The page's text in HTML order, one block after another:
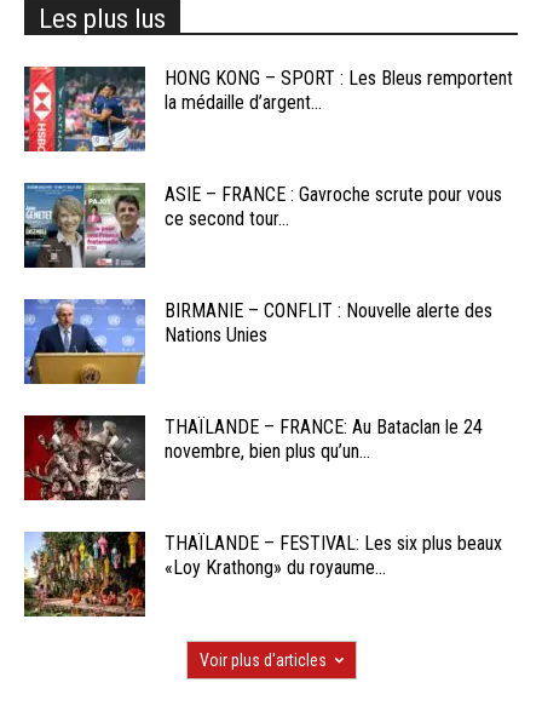
Les plus lus
HONG KONG – SPORT : Les Bleus remportent
la médaille d’argent...
ASIE – FRANCE : Gavroche scrute pour vous
ce second tour...
BIRMANIE – CONFLIT : Nouvelle alerte des
Nations Unies
THAÏLANDE – FRANCE: Au Bataclan le 24
novembre, bien plus qu’un...
THAÏLANDE – FESTIVAL: Les six plus beaux
«Loy Krathong» du royaume...
Voir plus d'articles